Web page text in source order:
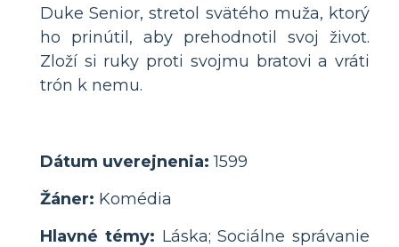
Duke Senior, stretol svätého muža, ktorý
ho prinútil, aby prehodnotil svoj život.
Zloží si ruky proti svojmu bratovi a vráti
trón k nemu.
Dátum uverejnenia: 1599
Žáner: Komédia
Hlavné témy: Láska; Sociálne správanie